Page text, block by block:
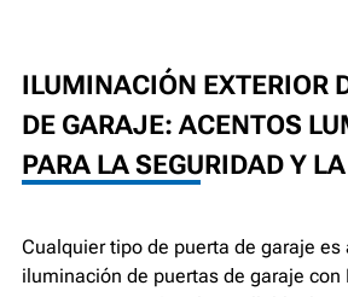
ILUMINACIÓN EXTERIOR
DE GARAJE: ACENTOS
PARA LA SEGURIDAD Y
Cualquier tipo de puerta de garaje es
iluminación de puertas de garaje con